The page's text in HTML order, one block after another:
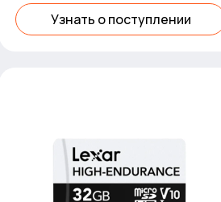
Узнать о поступлении